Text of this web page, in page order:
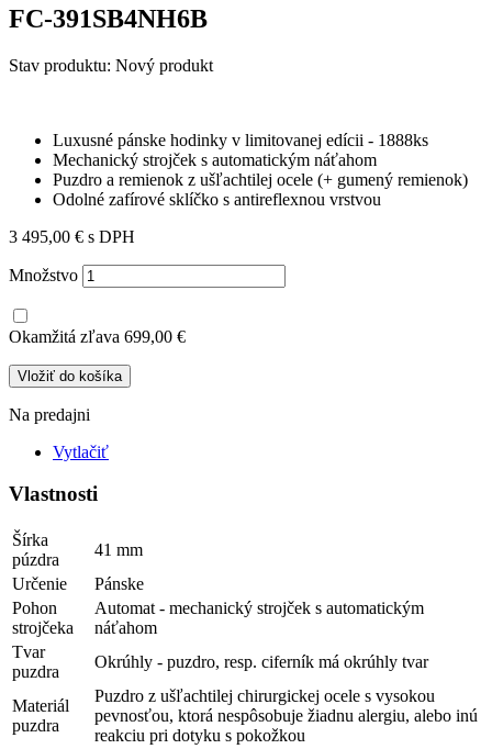
FC-391SB4NH6B
Stav produktu: Nový produkt
Luxusné pánske hodinky v limitovanej edícii - 1888ks
Mechanický strojček s automatickým náťahom
Puzdro a remienok z ušľachtilej ocele (+ gumený remienok)
Odolné zafírové sklíčko s antireflexnou vrstvou
3 495,00 € s DPH
Množstvo
Okamžitá zľava 699,00 €
Vložiť do košíka
Na predajni
Vytlačiť
Vlastnosti
Šírka
púzdra
41 mm
Určenie
Pánske
Pohon
strojčeka
Automat - mechanický strojček s automatickým
náťahom
Tvar
puzdra
Okrúhly - puzdro, resp. ciferník má okrúhly tvar
Materiál
puzdra
Puzdro z ušľachtilej chirurgickej ocele s vysokou
pevnosťou, ktorá nespôsobuje žiadnu alergiu, alebo inú
reakciu pri dotyku s pokožkou